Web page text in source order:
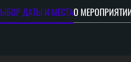
ДАТЫ И МЕСТАО